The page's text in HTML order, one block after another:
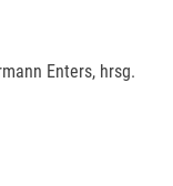
Enters, hrsg.